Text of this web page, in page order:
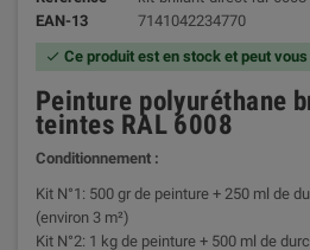
EAN-13
7141042234770
 Ce produit est en stock et peut
Peinture polyuréthane
teintes RAL 6008
Conditionnement :
Kit N°1: 500 gr de peinture + 250 ml de
(environ 3 m²)
Kit N°2: 1 kg de peinture + 500 ml de